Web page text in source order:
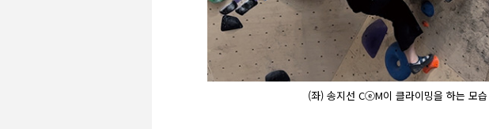
(좌) 송지선 CⓔM이 클라이밍을 하는 모